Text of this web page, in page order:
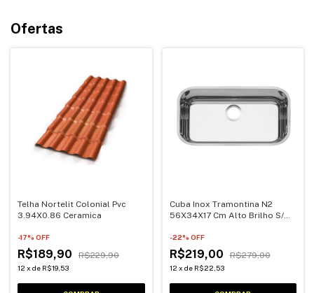
Ofertas
Telha Nortelit Colonial Pvc
3.94X0.86 Ceramica
-17% OFF
R$189,90 R$229,90
12 x de R$19,53
Cuba Inox Tramontina N2
56X34X17 Cm Alto Brilho S/
-22% OFF
R$219,00 R$279,00
12 x de R$22,53